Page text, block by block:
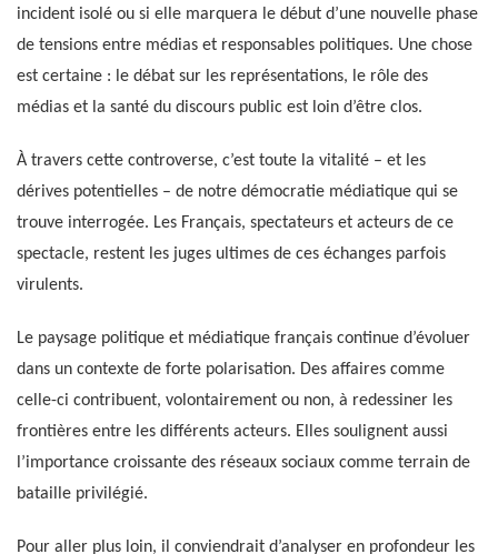
incident isolé ou si elle marquera le début d’une nouvelle phase
de tensions entre médias et responsables politiques. Une chose
est certaine : le débat sur les représentations, le rôle des
médias et la santé du discours public est loin d’être clos.
À travers cette controverse, c’est toute la vitalité – et les
dérives potentielles – de notre démocratie médiatique qui se
trouve interrogée. Les Français, spectateurs et acteurs de ce
spectacle, restent les juges ultimes de ces échanges parfois
virulents.
Le paysage politique et médiatique français continue d’évoluer
dans un contexte de forte polarisation. Des affaires comme
celle-ci contribuent, volontairement ou non, à redessiner les
frontières entre les différents acteurs. Elles soulignent aussi
l’importance croissante des réseaux sociaux comme terrain de
bataille privilégié.
Pour aller plus loin, il conviendrait d’analyser en profondeur les